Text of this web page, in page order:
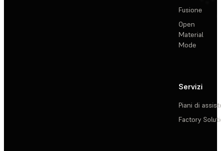
Fusione
Open
Material
Mode
Servizi
Piani di
Factory